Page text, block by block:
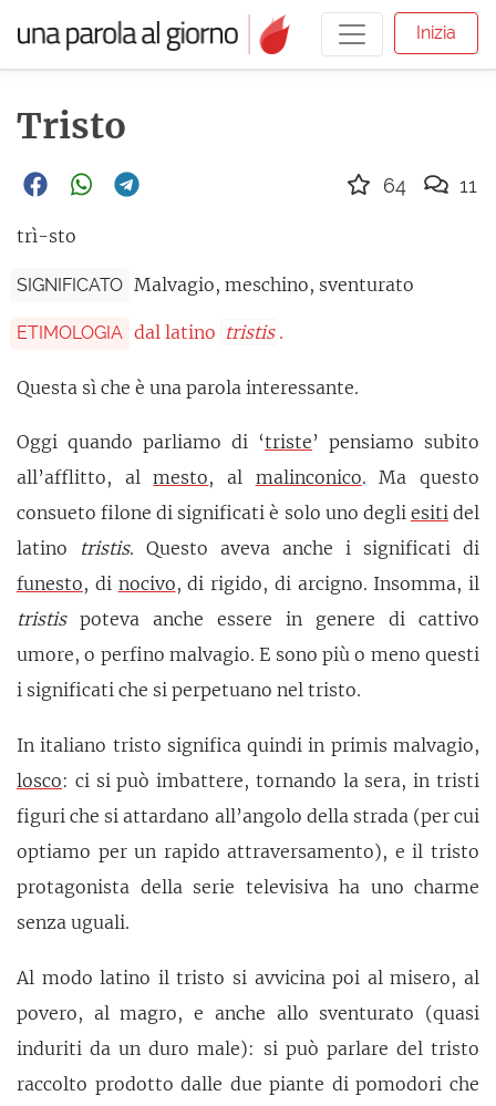
Inizia
Tristo
trì-sto
SIGNIFICATO Malvagio, meschino, sventurato
ETIMOLOGIA dal latino tristis .
Questa sì che è una parola interessante.
Oggi quando parliamo di ‘triste’ pensiamo subito
all’afflitto, almesto, al malinconico. Ma questo
consueto filone di significati è solo uno degli esitidel
latino tristis. Questo aveva anche i significati di
funesto, di nocivo, di rigido, di arcigno. Insomma, il
tristispoteva anche essere in genere di cattivo
umore, o perfino malvagio. E sono più o meno questi
i significati che si perpetuano nel tristo.
In italiano tristo significa quindi in primis malvagio,
losco: ci si può imbattere, tornando la sera, in tristi
figuri che si attardano all’angolo della strada (per cui
optiamo per un rapido attraversamento), e il tristo
protagonista della serie televisiva ha uno charme
senza uguali.
Al modo latino il tristo si avvicina poi al misero, al
povero, al magro, e anche allo sventurato (quasi
induriti da un duro male): si può parlare del tristo
raccolto prodotto dalle due piante di pomodori che
64 11